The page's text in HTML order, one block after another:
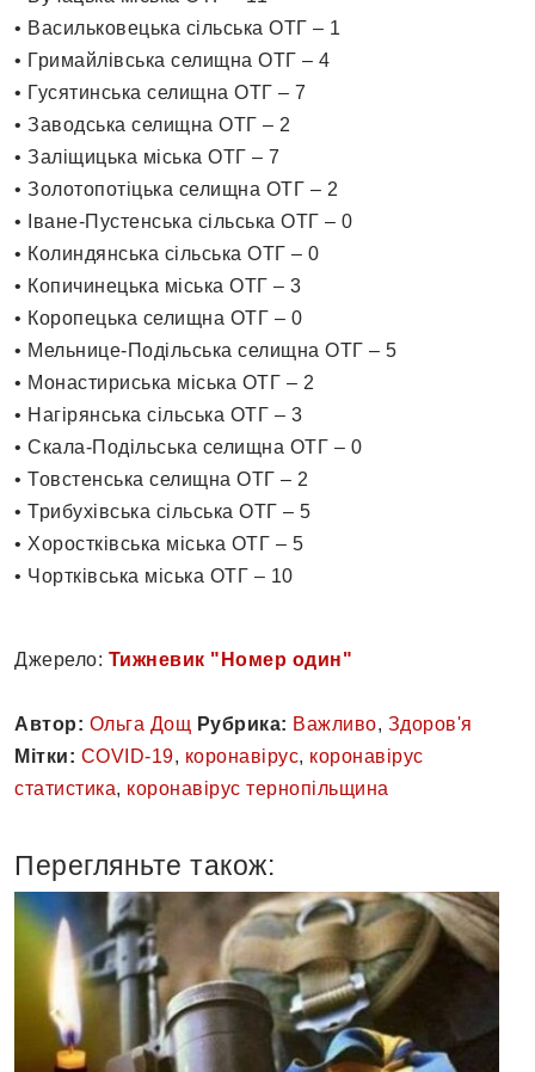
• Васильковецька сільська ОТГ – 1
• Гримайлівська селищна ОТГ – 4
• Гусятинська селищна ОТГ – 7
• Заводська селищна ОТГ – 2
• Заліщицька міська ОТГ – 7
• Золотопотіцька селищна ОТГ – 2
• Іване-Пустенська сільська ОТГ – 0
• Колиндянська сільська ОТГ – 0
• Копичинецька міська ОТГ – 3
• Коропецька селищна ОТГ – 0
• Мельнице-Подільська селищна ОТГ – 5
• Монастириська міська ОТГ – 2
• Нагірянська сільська ОТГ – 3
• Скала-Подільська селищна ОТГ – 0
• Товстенська селищна ОТГ – 2
• Трибухівська сільська ОТГ – 5
• Хоростківська міська ОТГ – 5
• Чортківська міська ОТГ – 10
Джерело: Тижневик "Номер один"
Автор: Ольга Дощ Рубрика: Важливо, Здоров'я
Мітки: COVID-19, коронавірус, коронавірус
статистика, коронавірус тернопільщина
Перегляньте також: